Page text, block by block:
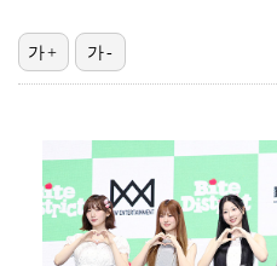
가+ 가-